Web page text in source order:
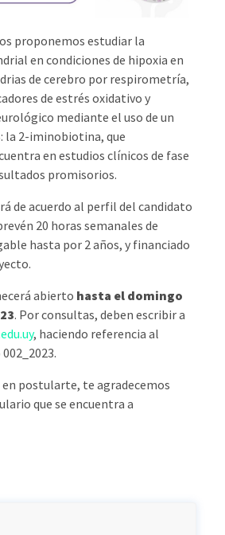
proponemos estudiar la
en condiciones de hipoxia en
de cerebro por respirometría,
de estrés oxidativo y
mediante el uso de un
la 2-iminobiotina, que
en estudios clínicos de fase
promisorios.
de acuerdo al perfil del candidato
20 horas semanales de
hasta por 2 años, y financiado
abierto hasta el domingo
. Por consultas, deben escribir a
, haciendo referencia al
postularte, te agradecemos
que se encuentra a